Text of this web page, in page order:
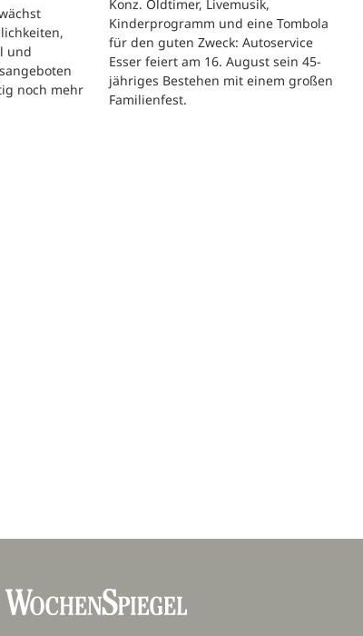
und
noch mehr
Konz. Oldtimer, Livemusik,
Kinderprogramm und eine Tombola
für den guten Zweck: Autoservice
Esser feiert am 16. August sein 45-
jähriges Bestehen mit einem großen
Familienfest.